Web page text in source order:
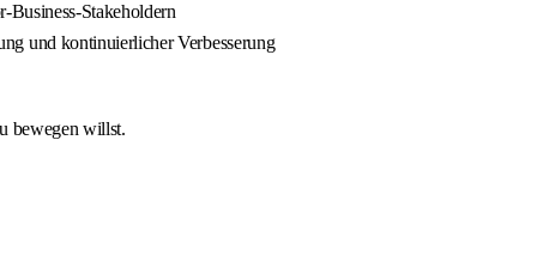
und kontinuierlicher Verbesserung
bewegen willst.